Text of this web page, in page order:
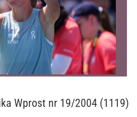
Wprost nr 19/2004 (1119)